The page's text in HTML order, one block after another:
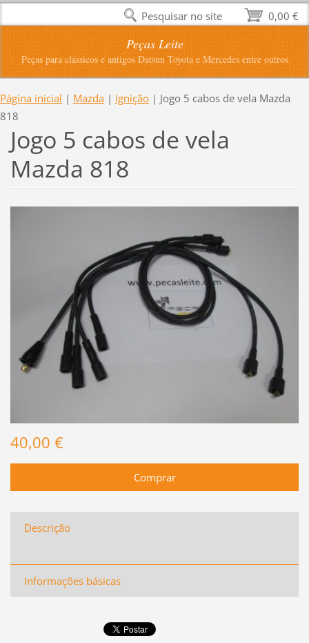
Peças Leite
Peças para clássicos e antigos Datsun Toyota e Mercedes entre outros
Página inicial | Mazda | Ignição | Jogo 5 cabos de vela Mazda
818
Jogo 5 cabos de vela
Mazda 818
40,00 €
Descrição
Informações básicas
0,00 €
Pesquisar no site